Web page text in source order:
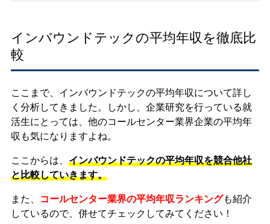
インバウンドテックの平均年収を徹底比
較
ここまで、インバウンドテックの平均年収について詳し
く分析してきました。しかし、企業研究を行っている就
活生にとっては、他のコールセンター業界企業の平均年
収も気になりますよね。
ここからは、 インバウンドテックの平均年収を競合他社
と比較していきます。
また、 コールセンター業界の平均年収ランキングも紹介
しているので、併せてチェックしてみてください！